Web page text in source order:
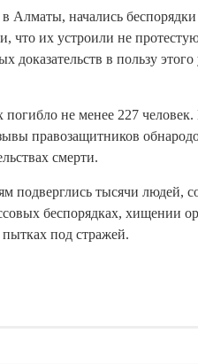
Алматы, начались
что их устроили не
доказательств в пользу
не менее 227 человек.
правозащитников
смерти.
подверглись тысячи людей,
беспорядках, хищении
под стражей.